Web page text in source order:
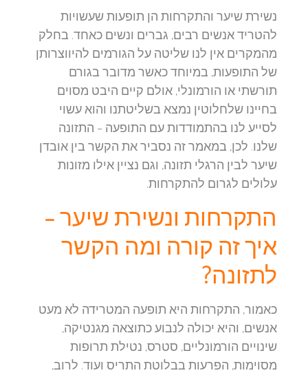
נשירת שיער והתקרחות הן תופעות שעשויות
להטריד אנשים רבים, גברים ונשים כאחד. בחלק
מהמקרים אין לנו שליטה על הגורמים להיווצרותן
של התופעות, במיוחד כאשר מדובר בגורם
תורשתי או הורמונלי, אולם קיים היבט מסוים
בחיינו שלחלוטין נמצא בשליטתנו והוא עשוי
לסייע לנו בהתמודדות עם התופעה – התזונה
שלנו. לכן, במאמר זה נסביר את הקשר בין אובדן
שיער לבין הרגלי תזונה, וגם נציין אילו מזונות
עלולים לגרום להתקרחות.
התקרחות ונשירת שיער –
איך זה קורה ומה הקשר
לתזונה?
כאמור, התקרחות היא תופעה המטרידה לא מעט
אנשים, והיא יכולה לנבוע כתוצאה מגנטיקה,
שינויים הורמונליים, סטרס, נטילת תרופות
מסוימות, הפרעות בבלוטת התריס ועוד. לרוב,